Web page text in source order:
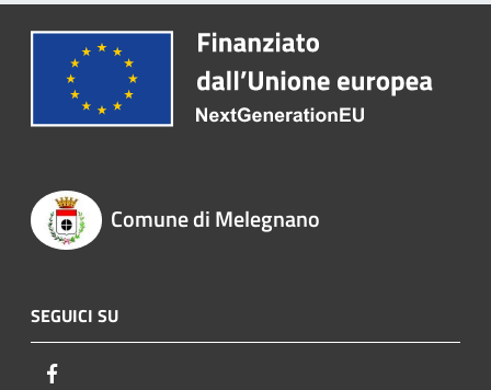
Comune di Melegnano
SEGUICI SU